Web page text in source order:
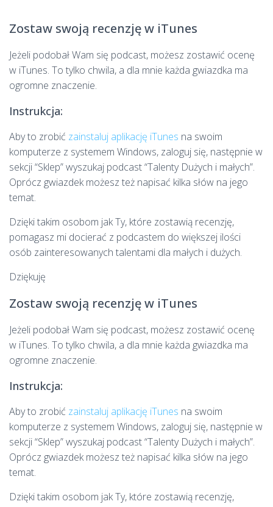
Zostaw swoją recenzję w iTunes
Jeżeli podobał Wam się podcast, możesz zostawić ocenę
w iTunes. To tylko chwila, a dla mnie każda gwiazdka ma
ogromne znaczenie.
Instrukcja:
Aby to zrobić zainstaluj aplikację iTunes na swoim
komputerze z systemem Windows, zaloguj się, następnie w
sekcji “Sklep” wyszukaj podcast “Talenty Dużych i małych”.
Oprócz gwiazdek możesz też napisać kilka słów na jego
temat.
Dzięki takim osobom jak Ty, które zostawią recenzję,
pomagasz mi docierać z podcastem do większej ilości
osób zainteresowanych talentami dla małych i dużych.
Dziękuję
Zostaw swoją recenzję w iTunes
Jeżeli podobał Wam się podcast, możesz zostawić ocenę
w iTunes. To tylko chwila, a dla mnie każda gwiazdka ma
ogromne znaczenie.
Instrukcja:
Aby to zrobić zainstaluj aplikację iTunes na swoim
komputerze z systemem Windows, zaloguj się, następnie w
sekcji “Sklep” wyszukaj podcast “Talenty Dużych i małych”.
Oprócz gwiazdek możesz też napisać kilka słów na jego
temat.
Dzięki takim osobom jak Ty, które zostawią recenzję,